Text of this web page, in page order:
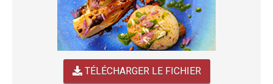
TÉLÉCHARGER LE FICHIER